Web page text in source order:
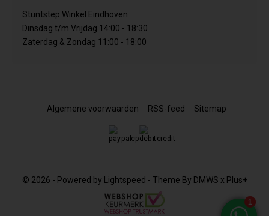
Stuntstep Winkel Eindhoven
Dinsdag t/m Vrijdag 14:00 - 18:30
Zaterdag & Zondag 11:00 - 18:00
© 2026 - Powered by Lightspeed - Theme By DMWS x Plus+
Algemene voorwaarden RSS-feed Sitemap